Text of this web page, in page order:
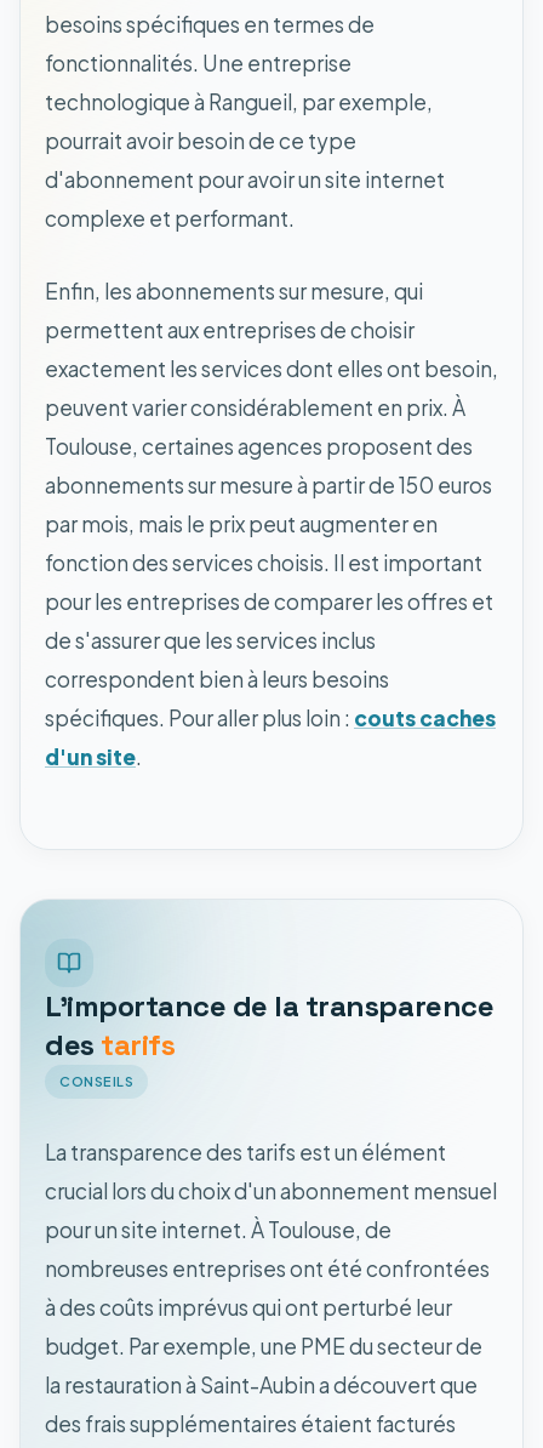
besoins spécifiques en termes de
fonctionnalités. Une entreprise
technologique à Rangueil, par exemple,
pourrait avoir besoin de ce type
d'abonnement pour avoir un site internet
complexe et performant.
Enfin, les abonnements sur mesure, qui
permettent aux entreprises de choisir
exactement les services dont elles ont besoin,
peuvent varier considérablement en prix. À
Toulouse, certaines agences proposent des
abonnements sur mesure à partir de 150 euros
par mois, mais le prix peut augmenter en
fonction des services choisis. Il est important
pour les entreprises de comparer les offres et
de s'assurer que les services inclus
correspondent bien à leurs besoins
spécifiques. Pour aller plus loin : couts caches
d'un site.
L'importance de la transparence
des tarifs
CONSEILS
La transparence des tarifs est un élément
crucial lors du choix d'un abonnement mensuel
pour un site internet. À Toulouse, de
nombreuses entreprises ont été confrontées
à des coûts imprévus qui ont perturbé leur
budget. Par exemple, une PME du secteur de
la restauration à Saint-Aubin a découvert que
des frais supplémentaires étaient facturés